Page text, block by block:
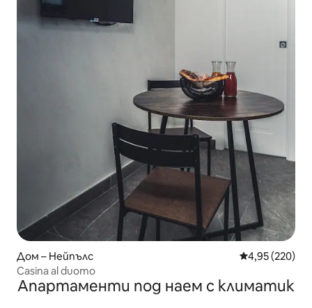
Дом – Нейпълс Средна
4,95 (220)
Casina al duomo
Апартаменти под наем с климатик